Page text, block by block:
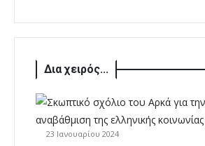
Δια χειρός...
23 Ιανουαρίου 2024